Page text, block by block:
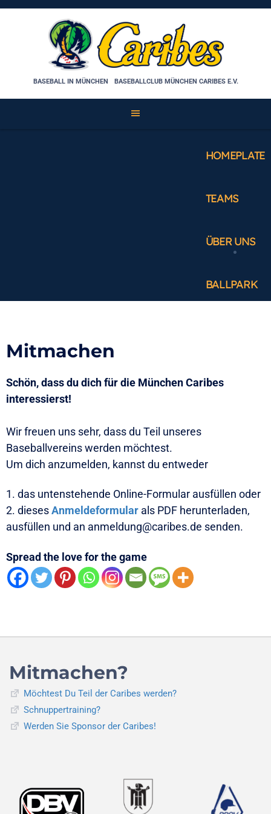
Skip
BASEBALL IN MÜNCHEN BASEBALLCLUB MÜNCHEN CARIBES E.V.
HOMEPLATE
TEAMS
ÜBER UNS
BALLPARK
Mitmachen
Schön, dass du dich für die München Caribes
interessierst!
Wir freuen uns sehr, dass du Teil unseres
Baseballvereins werden möchtest.
Um dich anzumelden, kannst du entweder
1. das untenstehende Online-Formular ausfüllen oder
2. diesesAnmeldeformular als PDF herunterladen,
ausfüllen und an anmeldung@caribes.de senden.
Spread the love for the game
Mitmachen?
Möchtest Du Teil der Caribes werden?
Schnuppertraining?
Werden Sie Sponsor der Caribes!